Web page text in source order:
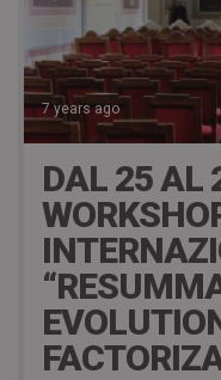
7 years ago
DAL 25 AL